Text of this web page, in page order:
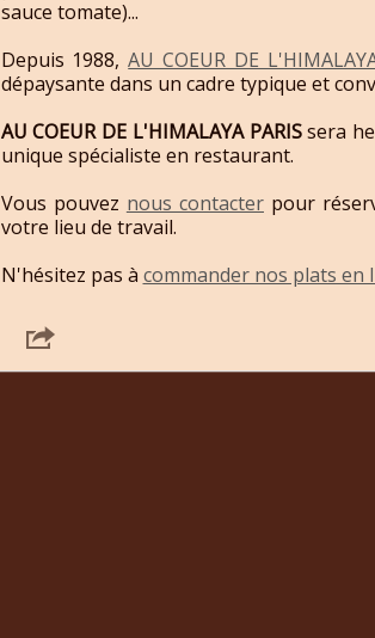
sauce tomate)...
Depuis 1988,AU COEUR DE
dépaysante dans un cadre typique et
AU COEUR DE L'HIMALAYA PARISsera
unique spécialiste en restaurant.
Vous pouvez nous contacter pour
votre lieu de travail.
N'hésitez pas à commander nos plats en